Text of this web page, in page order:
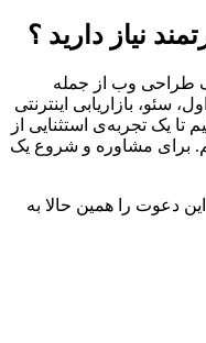
نیاز دارید ؟
طراحی وب از جمله
سئو، بازاریابی اینترنتی
تا یک تجربه‌ی استثنایی از
برای مشاوره و شروع یک
دعوت را همین حالا به